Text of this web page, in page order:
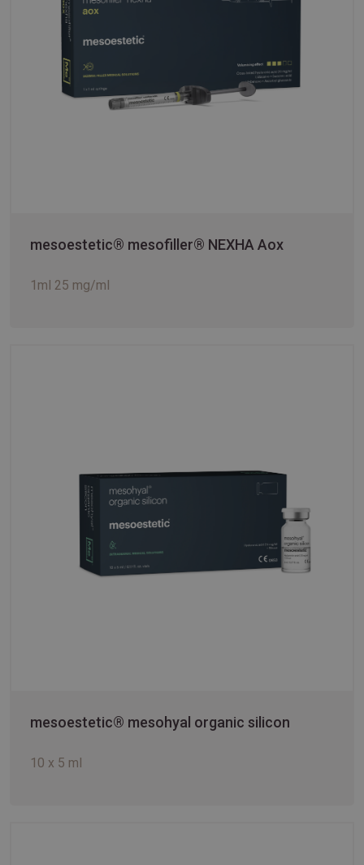
mesoestetic® mesofiller® NEXHA Aox
1ml 25 mg/ml
mesoestetic® mesohyal organic silicon
10 x 5 ml